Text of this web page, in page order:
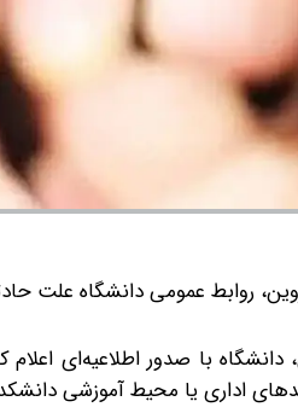
روابط عمومی دانشگاه علت
با صدور اطلاعیه‌ای
اداری یا محیط آموزشی